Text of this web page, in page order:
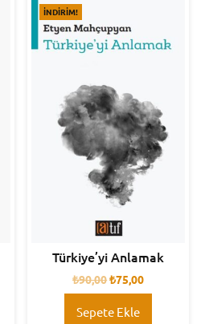
İNDIRIM!
Türkiye’yi Anlamak
₺90,00₺75,00
Sepete Ekle